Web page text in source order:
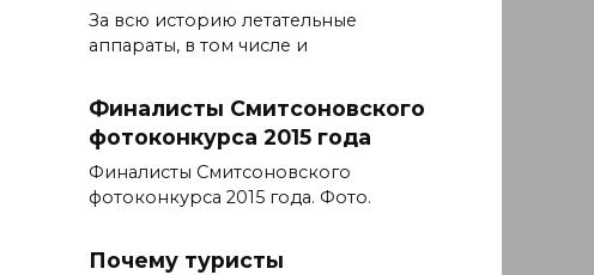
За всю историю летательные
аппараты, в том числе и
Финалисты Смитсоновского
фотоконкурса 2015 года
Финалисты Смитсоновского
фотоконкурса 2015 года. Фото.
Почему туристы